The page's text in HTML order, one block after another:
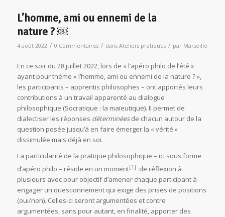
L’homme, ami ou ennemi de la
nature ? ￼
4 août 2022 / 0 Commentaires / dans Ateliers pratiques / par Marseille
En ce soir du 28 juillet 2022, lors de « l’apéro philo de l’été »
ayant pour thème « l’homme, ami ou ennemi de la nature ? »,
les participants – apprentis philosophes – ont apportés leurs
contributions à un travail apparenté au dialogue
philosophique (Socratique : la maïeutique). Il permet de
dialectiser les réponses déterminéesde chacun autour de la
question posée jusqu’à en faire émerger la « vérité »
dissimulée mais déjà en soi.
La particularité de la pratique philosophique – ici sous forme
d’apéro philo – réside en un moment[1] de réflexion à
plusieurs avec pour objectif d’amener chaque participant à
engager un questionnement qui exige des prises de positions
(oui/non). Celles-ci seront argumentées et contre
argumentées, sans pour autant, en finalité, apporter des